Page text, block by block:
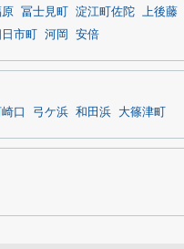
冨士見町 淀江町佐陀 上後藤
市町 河岡 安倍
口 弓ケ浜 和田浜 大篠津町